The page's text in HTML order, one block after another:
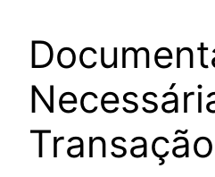
Transação